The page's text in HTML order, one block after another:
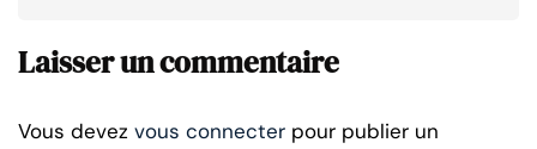
Laisser un commentaire
Vous devez vous connecter pour publier un